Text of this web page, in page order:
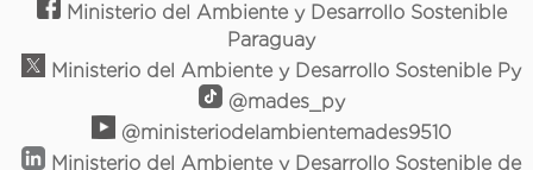
Ministerio del Ambiente y Desarrollo Sostenible
Paraguay
Ministerio del Ambiente y Desarrollo Sostenible Py
@mades_py
@ministeriodelambientemades9510
Ministerio del Ambiente y Desarrollo Sostenible de